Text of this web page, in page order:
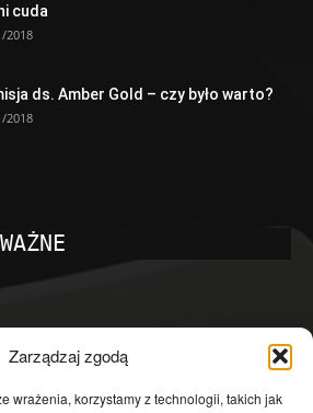
Zarządzaj zgodą
wrażenia, korzystamy z technologii, takich jak
cuda
2018
ds. Amber Gold – czy było warto?
2018
4601